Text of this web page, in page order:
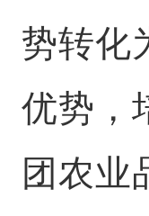
势转化
优势，
团农业